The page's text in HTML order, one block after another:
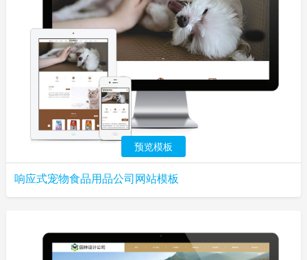
预览模板
响应式宠物食品用品公司网站模板